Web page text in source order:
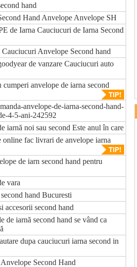
hand
Hand Anvelope Anvelope SH
de Iarna Cauciucuri de Iarna Second
Cauciucuri Anvelope Second hand
de vanzare Cauciucuri auto
cumperi anvelope de iarna second
anvelope-de-iarna-second-hand-
4-5-ani-242592
iarnă noi sau second Este anul în care
online fac livrari de anvelope iarna
de iarn second hand pentru
vara
hand Bucuresti
accesorii second hand
de iarnă second hand se vând ca
dupa cauciucuri iarna second in
Second Hand